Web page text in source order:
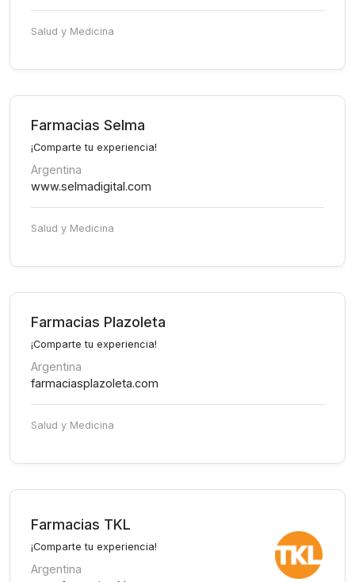
Salud y Medicina
Farmacias Selma
¡Comparte tu experiencia!
Argentina
www.selmadigital.com
Salud y Medicina
Farmacias Plazoleta
¡Comparte tu experiencia!
Argentina
farmaciasplazoleta.com
Salud y Medicina
Farmacias TKL
¡Comparte tu experiencia!
Argentina